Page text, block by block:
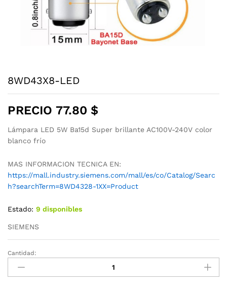
8WD43X8-LED
PRECIO 77.80 $
Lámpara LED 5W Ba15d Super brillante AC100V-240V color
blanco frío
MAS INFORMACION TECNICA EN:
https://mall.industry.siemens.com/mall/es/co/Catalog/Searc
h?searchTerm=8WD4328-1XX=Product
Estado: 9 disponibles
SIEMENS
8WD43X8-
LED
cantidad
Cantidad: